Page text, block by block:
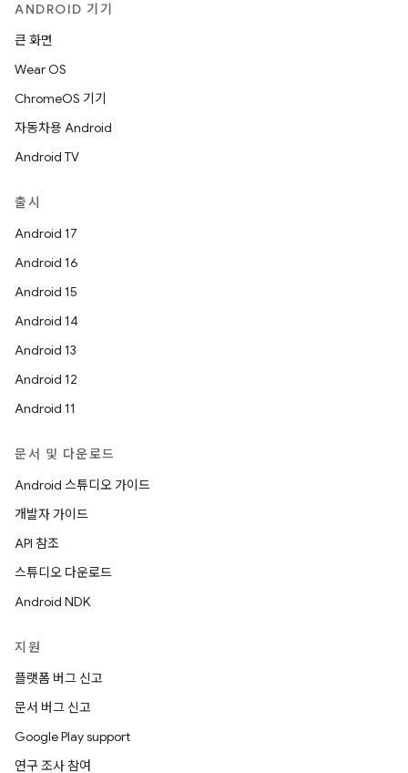
ANDROID 기기
큰 화면
Wear OS
ChromeOS 기기
자동차용 Android
Android TV
출시
Android 17
Android 16
Android 15
Android 14
Android 13
Android 12
Android 11
문서 및 다운로드
Android 스튜디오 가이드
개발자 가이드
API 참조
스튜디오 다운로드
Android NDK
지원
플랫폼 버그 신고
문서 버그 신고
Google Play support
연구 조사 참여